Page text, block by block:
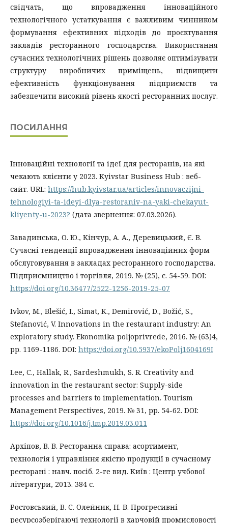
свідчать, що впровадження інноваційного
технологічного устаткування є важливим чинником
формування ефективних підходів до проєктування
закладів ресторанного господарства. Використання
сучасних технологічних рішень дозволяє оптимізувати
структуру виробничих приміщень, підвищити
ефективність функціонування підприємств та
забезпечити високий рівень якості ресторанних послуг.
ПОСИЛАННЯ
Інноваційні технології та ідеї для ресторанів, на які
чекають клієнти у 2023. Kyivstar Business Hub : веб-
сайт. URL: https://hub.kyivstar.ua/articles/innovaczijni-
tehnologiyi-ta-ideyi-dlya-restoraniv-na-yaki-chekayut-
kliyenty-u-2023? (дата звернення: 07.03.2026).
Завадинська, О. Ю., Кінчур, А. А., Деревицький, Є. В.
Сучасні тенденції впровадження інноваційних форм
обслуговування в закладах ресторанного господарства.
Підприємництво і торгівля, 2019. № (25), с. 54-59. DOI:
https://doi.org/10.36477/2522-1256-2019-25-07
Ivkov, M., Blešić, I., Simat, K., Demirović, D., Božić, S.,
Stefanović, V. Innovations in the restaurant industry: An
exploratory study. Ekonomika poljoprivrede, 2016. № (63)4,
рр. 1169-1186. DOI: https://doi.org/10.5937/ekoPolj1604169I
Lee, C., Hallak, R., Sardeshmukh, S. R. Creativity and
innovation in the restaurant sector: Supply-side
processes and barriers to implementation. Tourism
Management Perspectives, 2019. № 31, рр. 54-62. DOI:
https://doi.org/10.1016/j.tmp.2019.03.011
Архіпов, В. В. Ресторанна справа: асортимент,
технологія і управління якістю продукції в сучасному
ресторані : навч. посіб. 2-ге вид. Київ : Центр учбової
літератури, 2013. 384 с.
Ростовський, B. C. Олейник, Н. В. Прогресивні
ресурсозберігаючі технології в харчовій промисловості